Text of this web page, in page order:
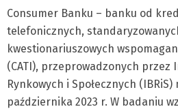
Consumer Banku – banku od
telefonicznych,
kwestionariuszowych
(CATI), przeprowadzonych przez
Rynkowych i Społecznych
października 2023 r. W badaniu